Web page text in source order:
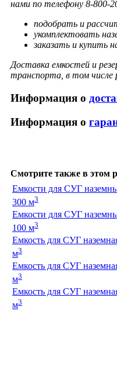
нами по телефону 8-800-
подобрать и
укомплектовать
заказать и купить
Доставка емкостей и
транспорта, в том числе
Информация о
Информация о
Смотрите также в этом
Емкости для СУГ
300 м3
Емкости для СУГ
100 м3
Емкость для СУГ
м3
Емкость для СУГ
м3
Емкость для СУГ
м3